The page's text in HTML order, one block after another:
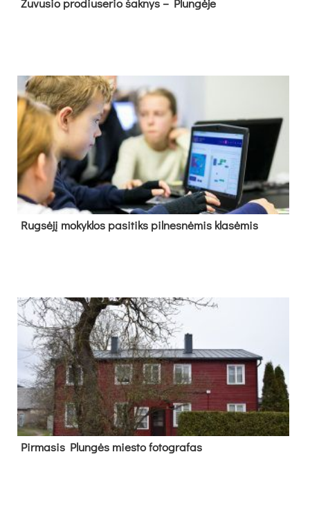
Rug­sė­jį mo­kyk­los pa­si­tiks pil­nes­nė­mis kla­sė­mis
Pir­ma­sis Plun­gės mies­to fo­tog­ra­fas